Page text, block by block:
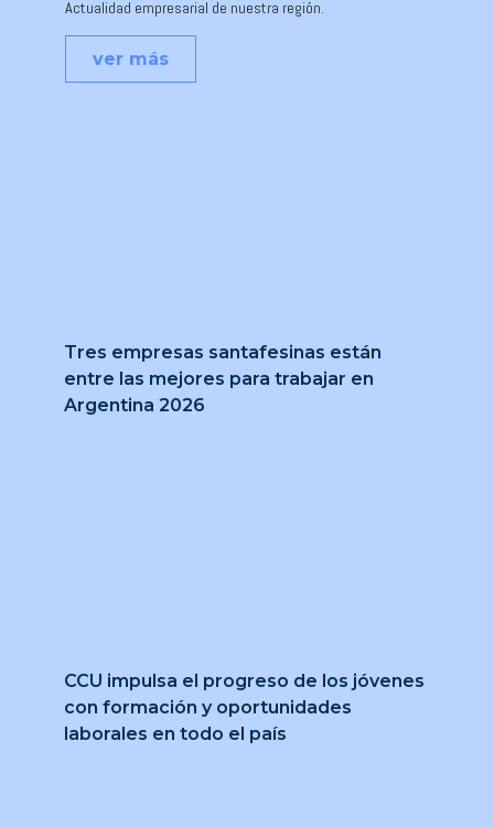
Tres empresas santafesinas están
entre las mejores para trabajar en
Argentina 2026
CCU impulsa el progreso de los jóvenes
con formación y oportunidades
laborales en todo el país
Actualidad empresarial de nuestra región.
ver más